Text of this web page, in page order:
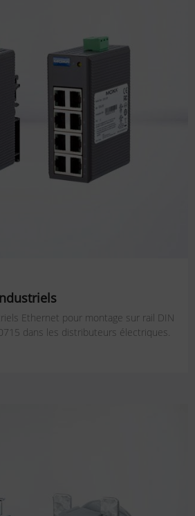
Ethernet pour montage sur rail DIN
dans les distributeurs électriques.